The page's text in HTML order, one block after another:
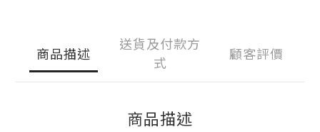
商品描述
送貨及付款方
式
顧客評價
商品描述